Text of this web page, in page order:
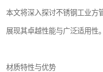
本文将深入探讨不锈钢工业方
展现其卓越性能与广泛适用性。
材质特性与优势